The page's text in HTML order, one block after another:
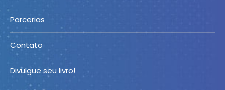
Parcerias
Contato
Divulgue seu livro!